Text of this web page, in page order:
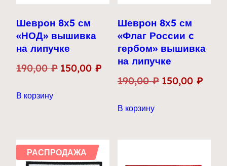
Шеврон 8х5 см
«НОД» вышивка
на липучке
190,00₽ Первоначальная
150,00 ₽ Текущая
цена:
В корзину
Шеврон 8х5 см
«Флаг России c
гербом» вышивка
на липучке
190,00₽ 150,00 ₽
В корзину
РАСПРОДАЖА